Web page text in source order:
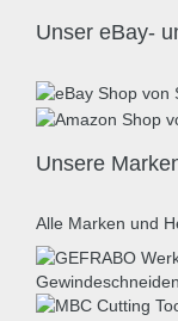
Unser eBay-
Unsere
Alle Marken und